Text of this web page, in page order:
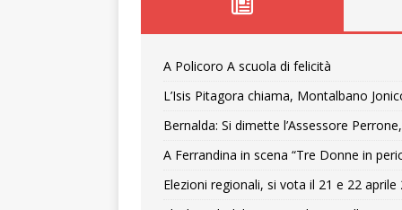
A Policoro A scuola di felicità
L’Isis Pitagora chiama, Montalbano
Bernalda: Si dimette l’Assessore
A Ferrandina in scena “Tre Donne in
Elezioni regionali, si vota il 21 e 22 aprile